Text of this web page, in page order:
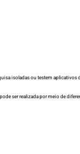
isoladas ou testem aplicativos
ser realizada por meio de